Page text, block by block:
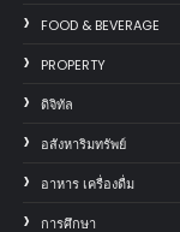
FOOD & BEVERAGE
PROPERTY
ดิจิทัล
อสังหาริมทรัพย์
อาหาร เครื่องดื่ม
การศึกษา